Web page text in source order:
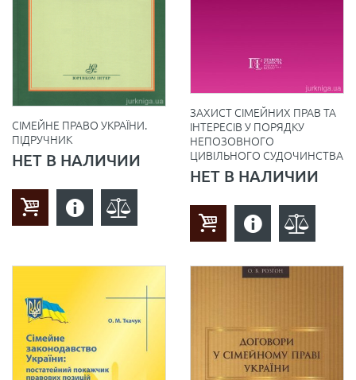
СІМЕЙНЕ ПРАВО УКРАЇНИ.
ПІДРУЧНИК
НЕТ В НАЛИЧИИ
ЗАХИСТ СІМЕЙНИХ ПРАВ ТА
ІНТЕРЕСІВ У ПОРЯДКУ
НЕПОЗОВНОГО
ЦИВІЛЬНОГО СУДОЧИНСТВА
НЕТ В НАЛИЧИИ